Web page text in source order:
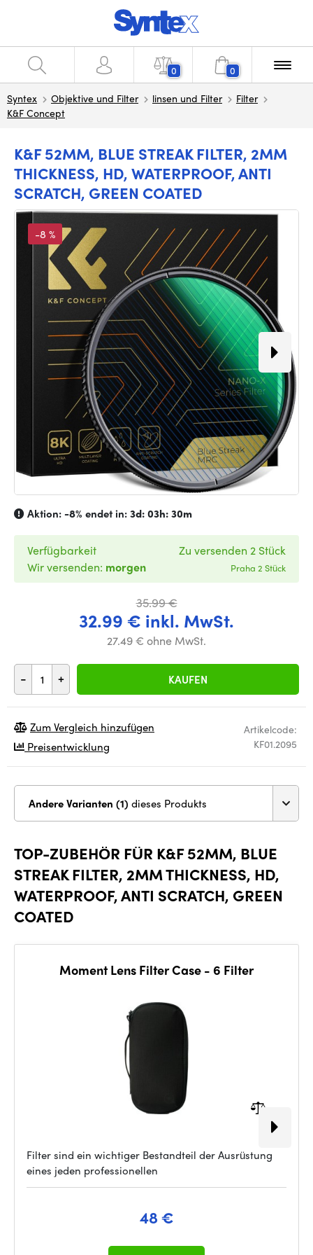
0 0
Syntex Objektive und Filter linsen und Filter
Filter
K&F Concept
K&F 52MM, BLUE STREAK FILTER, 2MM
THICKNESS, HD, WATERPROOF, ANTI
SCRATCH, GREEN COATED
-8 %
Aktion:-8% endet in:3d: 03h: 30m
35.99 €
32.99 € inkl. MwSt.
27.49 € ohne MwSt.
- + KAUFEN
Verfügbarkeit
Wir versenden: morgen
Zu versenden 2 Stück
Praha 2 Stück
Artikelcode:
KF01.2095
Zum Vergleich hinzufügen
Preisentwicklung
Andere Varianten (1) dieses Produkts
TOP-ZUBEHÖR FÜR K&F 52MM, BLUE
STREAK FILTER, 2MM THICKNESS, HD,
WATERPROOF, ANTI SCRATCH, GREEN
COATED
Moment Lens Filter Case - 6 Filter
Filter sind ein wichtiger Bestandteil der Ausrüstung
eines jeden professionellen
48 €